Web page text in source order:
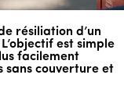
résiliation d’un
est simple
facilement
sans couverture et